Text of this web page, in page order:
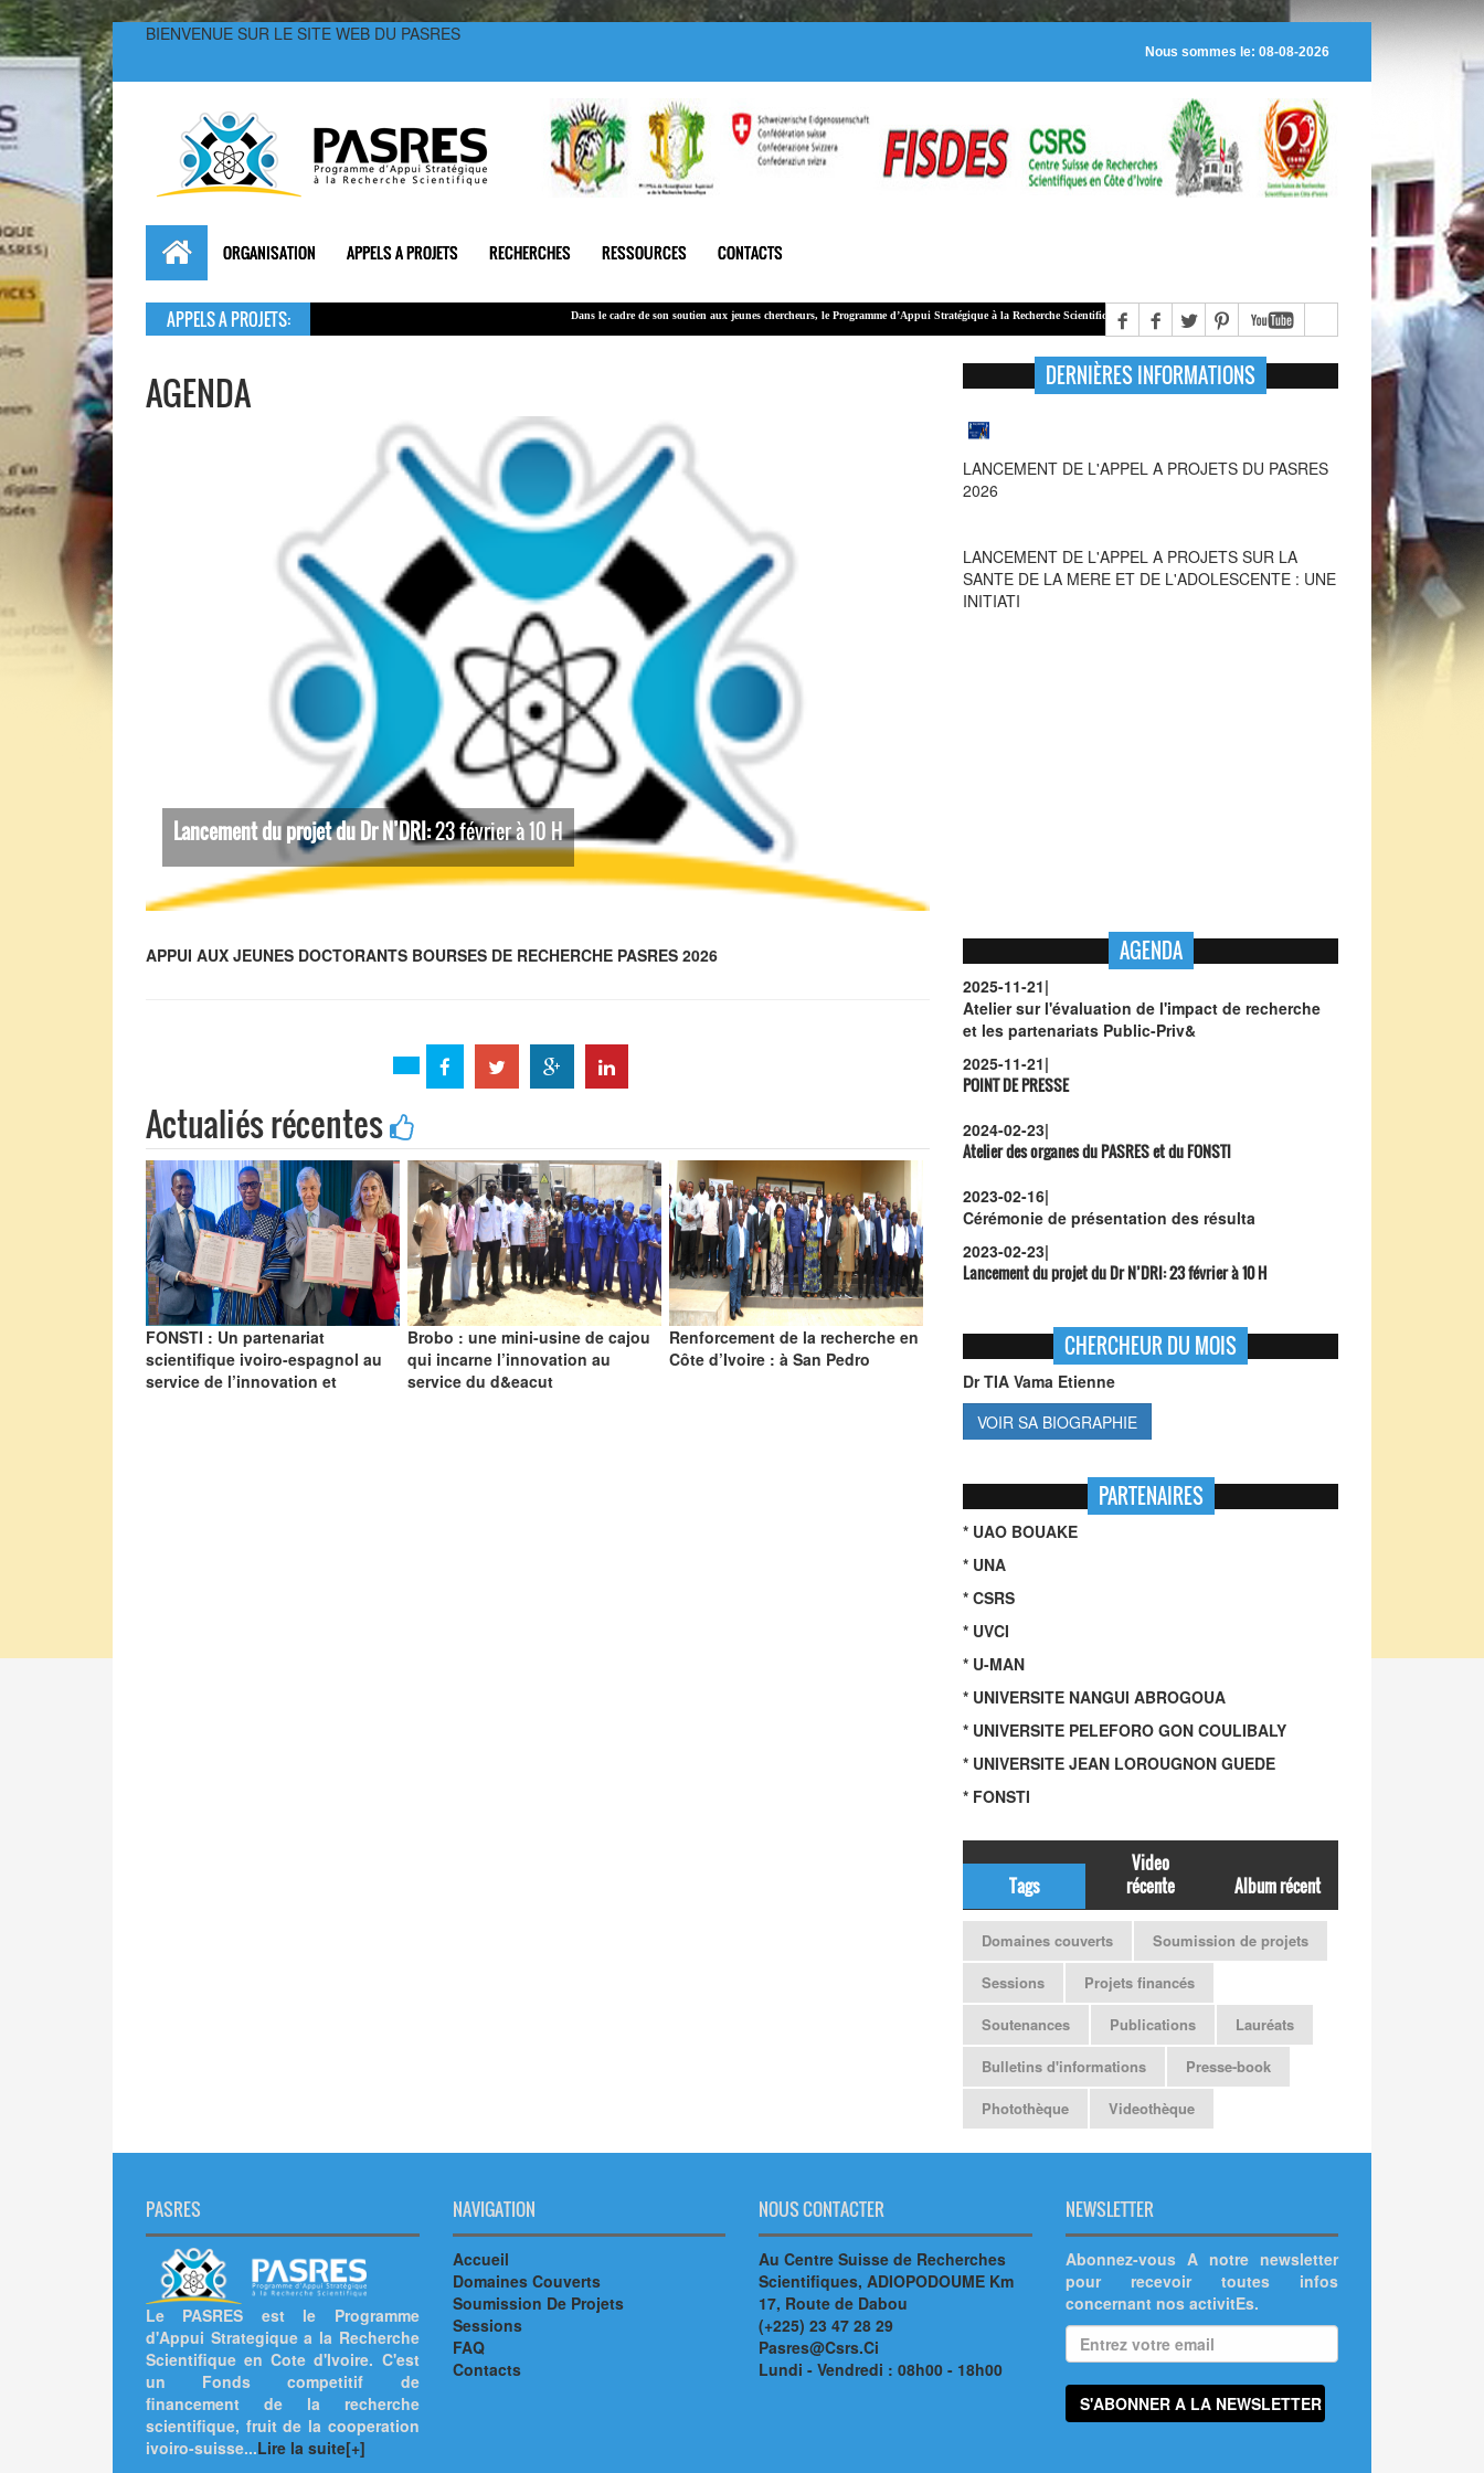
BIENVENUE SUR LE SITE WEB DU PASRES
Nous sommes le: 08-08-2026
ORGANISATION APPELS A PROJETS RECHERCHES RESSOURCES CONTACTS
APPELS A PROJETS: Dans le cadre de son soutienaux jeunes chercheurs, le Programme d’Appui Stratégique à la Recherche Scientifique (PASRES
), alloue des bourses de recherche à des jeunes chercheurs régulièrement
Le montant global alloué à cet appel est de 100 000 000 F CFA.
AGENDA
Lancement du projet du Dr N’DRI:23 février à 10 H
DERNIÈRES INFORMATIONS
SANTE DE LA MERE ET DE L'ADOLESCENTE : UNE
INITIATI
LANCEMENT DE L'APPEL A PROJETS DU PASRES
APPUI AUX JEUNES DOCTORANTS BOURSES DE RECHERCHE PASRES 2026
Actualiés récentes
FONSTI : Un partenariat
scientifique ivoiro-espagnol au
service de l’innovation et
Brobo : une mini-usine de cajou
qui incarne l’innovation au
service du d&eacut
Renforcement de la recherche en
Côte d’Ivoire : à San Pedro
AGENDA
2025-11-21|
Atelier sur l'évaluation de l'impact de recherche
et les partenariats Public-Priv&
2025-11-21|
POINT DE PRESSE
2024-02-23|
Atelier des organes du PASRES et du FONSTI
2023-02-16|
Cérémonie de présentation des résulta
2023-02-23|
Lancement du projet du Dr N’DRI:23 février à 10 H
CHERCHEUR DU MOIS
Dr TIA Vama Etienne
VOIR SA BIOGRAPHIE
PARTENAIRES
* UAO BOUAKE
* UNA
* CSRS
* UVCI
* U-MAN
* UNIVERSITE NANGUI ABROGOUA
* UNIVERSITE PELEFORO GON COULIBALY
* UNIVERSITE JEAN LOROUGNON GUEDE
* FONSTI
Tags
Video
récente
Album récent
Domaines couverts
Soumission de projets
Sessions
Projets financés
Soutenances
Publications
Lauréats
Bulletins d'informations
Presse-book
Photothèque
Videothèque
PASRES
Le PASRES est le Programme
d'Appui Strategique a la Recherche
Scientifique en Cote d'Ivoire. C'est
un Fonds competitif de
financement de la recherche
scientifique, fruit de la cooperation
ivoiro-suisse...Lire la suite[+]
NAVIGATION
Accueil
Domaines Couverts
Soumission De Projets
Sessions
FAQ
Contacts
NOUS CONTACTER
Au Centre Suisse de Recherches
Scientifiques, ADIOPODOUME Km
17, Route de Dabou
(+225) 23 47 28 29
Pasres@Csrs.Ci
Lundi - Vendredi : 08h00 - 18h00
NEWSLETTER
Abonnez-vous A notre newsletter
pour recevoir toutes infos
concernant nos activitEs.